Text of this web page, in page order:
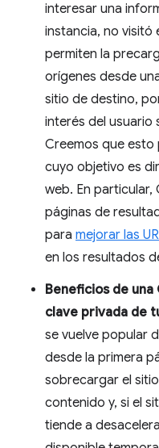
interesar una
instancia, no visitó
permiten la
orígenes desde
sitio de destino,
interés del usuario
Creemos que esto
cuyo objetivo es
web. En particular,
páginas de
para mejorar las
en los resultados
Beneficios de
clave privada de
se vuelve popular
desde la primera
sobrecargar el
contenido y, si el
tiende a